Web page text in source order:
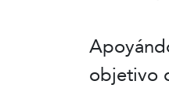
objetivo